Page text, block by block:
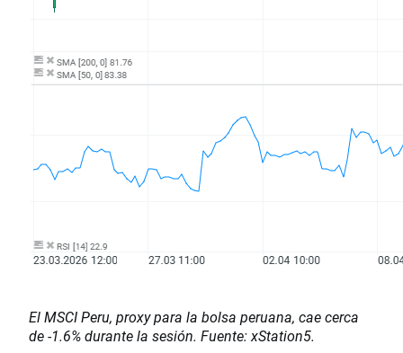
El MSCI Peru, proxy para la bolsa peruana, cae cerca
de -1.6% durante la sesión. Fuente: xStation5.